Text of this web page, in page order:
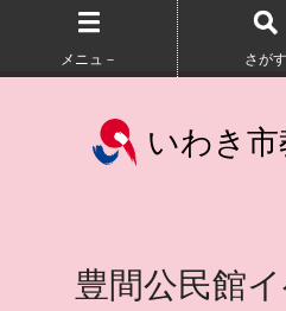
メニュ－ さがす
いわき
豊間公民館